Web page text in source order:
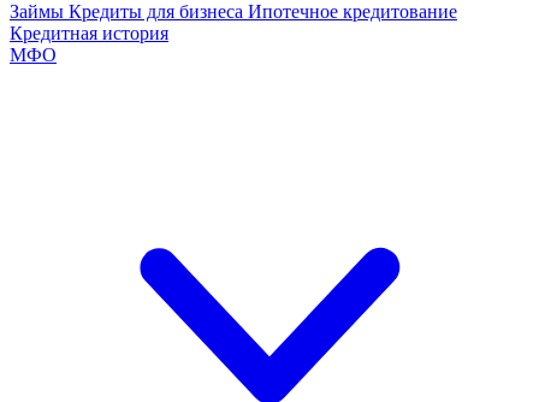
Займы Кредиты для бизнеса Ипотечное кредитование
Кредитная история
МФО